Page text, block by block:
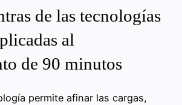
de las tecnologías
al
de 90 minutos
permite afinar las cargas,